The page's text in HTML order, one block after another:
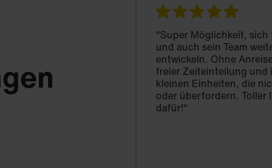
"Super Möglichkeit,
und auch sein Team
entwickeln. Ohne
freier Zeiteinteilung und
kleinen Einheiten, die
oder überfordern. Toller
dafür!"